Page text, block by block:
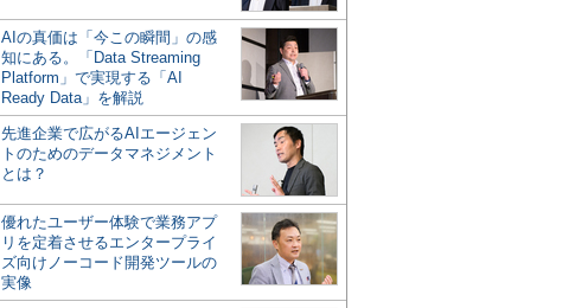
AIの真価は「今この瞬間」の感
知にある。「Data Streaming
Platform」で実現する「AI
Ready Data」を解説
先進企業で広がるAIエージェン
トのためのデータマネジメント
とは？
優れたユーザー体験で業務アプ
リを定着させるエンタープライ
ズ向けノーコード開発ツールの
実像